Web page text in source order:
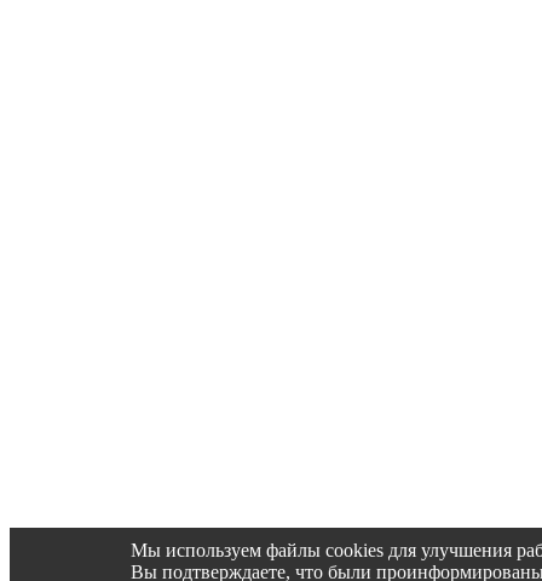
Мы используем файлы cookies для улучшения
Вы подтверждаете, что были